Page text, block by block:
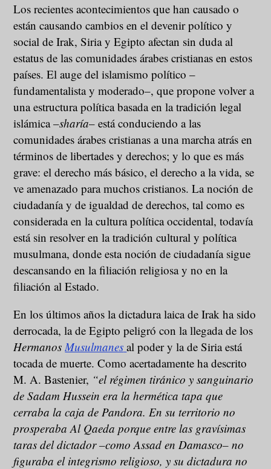
Los recientes acontecimientos que han causado o
están causando cambios en el devenir político y
social de Irak, Siria y Egipto afectan sin duda al
estatus de las comunidades árabes cristianas en estos
países. El auge del islamismo político –
fundamentalista y moderado–, que propone volver a
una estructura política basada en la tradición legal
islámica –sharía– está conduciendo a las
comunidades árabes cristianas a una marcha atrás en
términos de libertades y derechos; y lo que es más
grave: el derecho más básico, el derecho a la vida, se
ve amenazado para muchos cristianos. La noción de
ciudadanía y de igualdad de derechos, tal como es
considerada en la cultura política occidental, todavía
está sin resolver en la tradición cultural y política
musulmana, donde esta noción de ciudadanía sigue
descansando en la filiación religiosa y no en la
filiación al Estado.
En los últimos años la dictadura laica de Irak ha sido
derrocada, la de Egipto peligró con la llegada de los
Hermanos Musulmanes al poder y la de Siria está
tocada de muerte. Como acertadamente ha descrito
M. A. Bastenier, “el régimen tiránico y sanguinario
de Sadam Hussein era la hermética tapa que
cerraba la caja de Pandora. En su territorio no
prosperaba Al Qaeda porque entre las gravísimas
taras del dictador –como Assad en Damasco– no
figuraba el integrismo religioso, y su dictadura no